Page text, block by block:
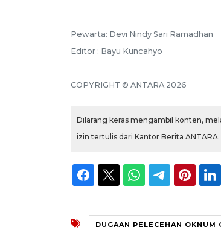
Pewarta: Devi Nindy Sari Ramadhan
Editor : Bayu Kuncahyo
COPYRIGHT © ANTARA 2026
Dilarang keras mengambil konten,
izin tertulis dari Kantor Berita ANTARA.
DUGAAN PELECEHAN OKNUM